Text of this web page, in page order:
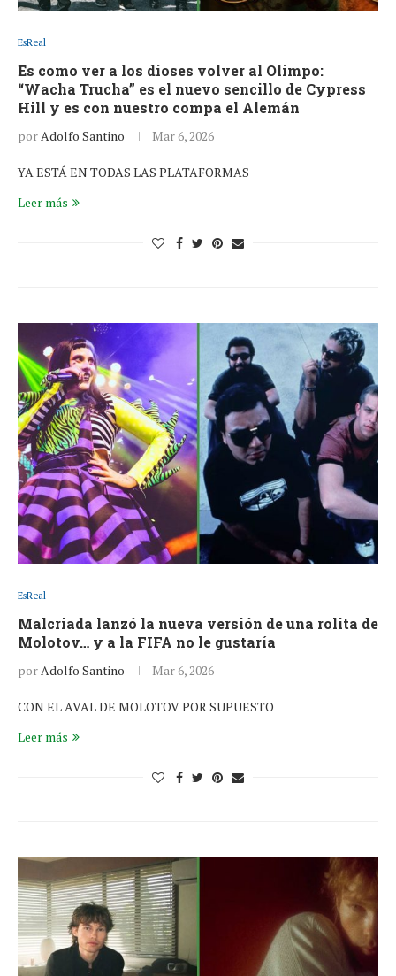
EsReal
Es como ver a los dioses volver al Olimpo:
“Wacha Trucha” es el nuevo sencillo de Cypress
Hill y es con nuestro compa el Alemán
porAdolfo Santino Mar 6, 2026
YA ESTÁ EN TODAS LAS PLATAFORMAS
Leer más
EsReal
Malcriada lanzó la nueva versión de una rolita de
Molotov… y a la FIFA no le gustaría
porAdolfo Santino Mar 6, 2026
CON EL AVAL DE MOLOTOV POR SUPUESTO
Leer más